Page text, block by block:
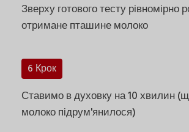
Зверху готового тесту рівномірно
отримане пташине молоко
6 Крок
Ставимо в духовку на 10 хвилин
молоко підрум'янилося)